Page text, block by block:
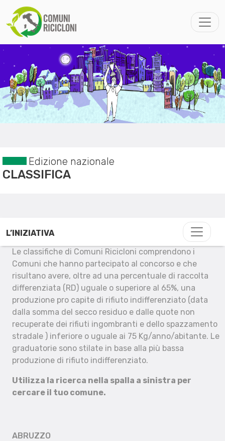
Edizione nazionale
CLASSIFICA
L’INIZIATIVA
Le classifiche di Comuni Ricicloni comprendono i
Comuni che hanno partecipato al concorso e che
risultano avere, oltre ad una percentuale di raccolta
differenziata (RD) uguale o superiore al 65%, una
produzione pro capite di rifiuto indifferenziato (data
dalla somma del secco residuo e dalle quote non
recuperate dei rifiuti ingombranti e dello spazzamento
stradale ) inferiore o uguale ai 75 Kg/anno/abitante. Le
graduatorie sono stilate in base alla più bassa
produzione di rifiuto indifferenziato.
Utilizza la ricerca nella spalla a sinistra per
cercare il tuo comune.
ABRUZZO